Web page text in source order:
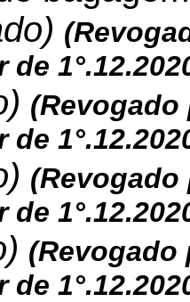
(
(Revogado
(Revogado
(Revogado